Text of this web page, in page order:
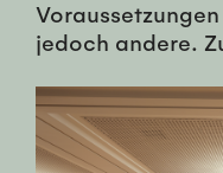
jedoch andere.